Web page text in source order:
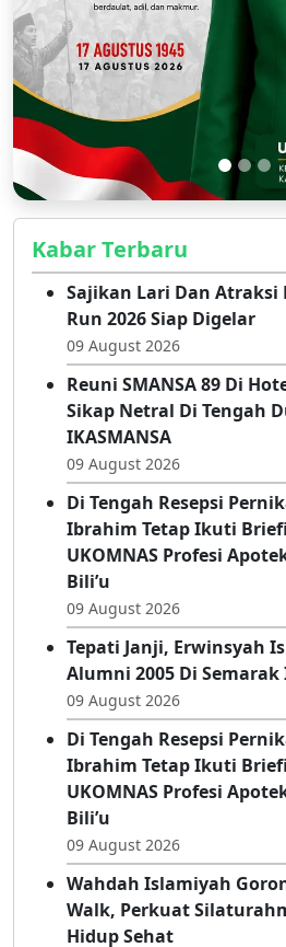
Kabar Terbaru
Sajikan Lari Dan Atraksi
Run 2026 Siap Digelar
09 August 2026
Reuni SMANSA 89 Di
Sikap Netral Di Tengah
IKASMANSA
09 August 2026
Di Tengah Resepsi
Ibrahim Tetap Ikuti
UKOMNAS Profesi
Bili’u
09 August 2026
Tepati Janji, Erwinsyah
Alumni 2005 Di Semarak
09 August 2026
Di Tengah Resepsi
Ibrahim Tetap Ikuti
UKOMNAS Profesi
Bili’u
09 August 2026